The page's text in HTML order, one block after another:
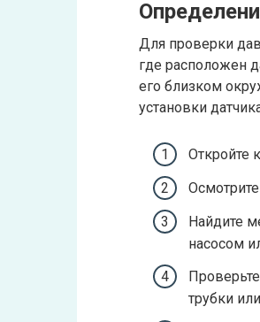
Для проверки
где расположен
его близком
установки
Откройте
Найдите
насосом
трубки